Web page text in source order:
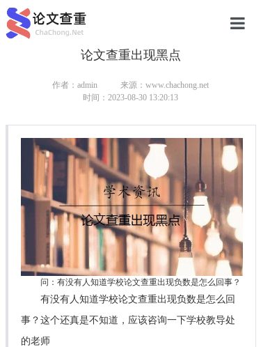
本科论文
硕士论文
博士论文
论文查重出现黑点
作者：admin
来源：www.chachong.net
时间：2023-08-30 13:20:13
问：有没有人知道学校论文查重出现负数是怎么回事？
有没有人知道学校论文查重出现负数是怎么回
事？这个还真是不知道，应该咨询一下学校教导处
的老师